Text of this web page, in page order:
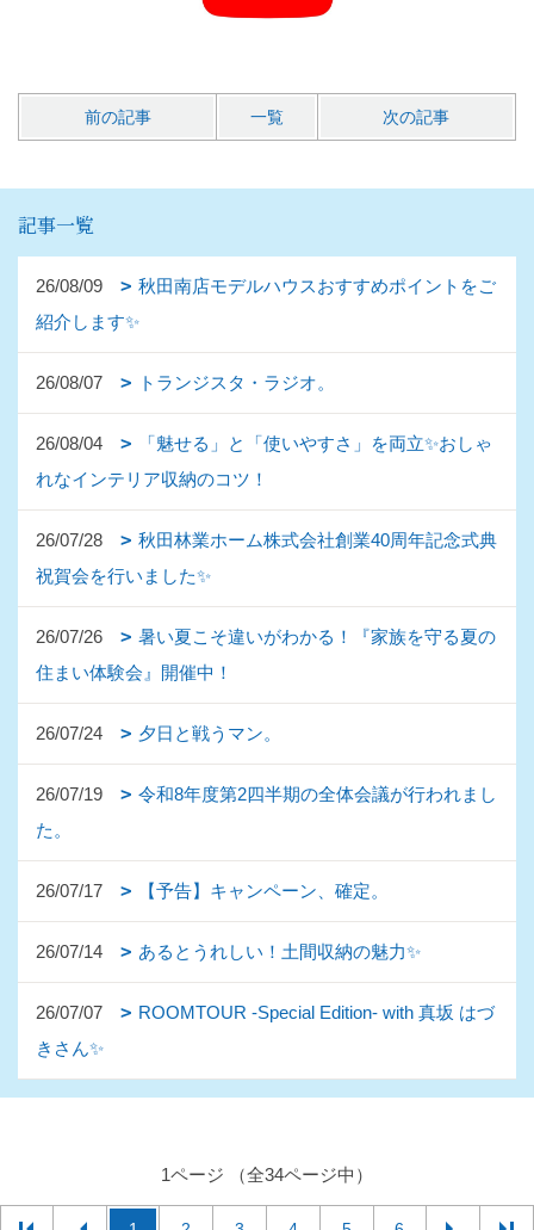
前の記事 一覧 次の記事
記事一覧
26/08/09
秋田南店モデルハウスおすすめポイントをご
紹介します✨
26/08/07 トランジスタ・ラジオ。
26/08/04
「魅せる」と「使いやすさ」を両立✨おしゃ
れなインテリア収納のコツ！
26/07/28
秋田林業ホーム株式会社創業40周年記念式典
祝賀会を行いました✨
26/07/26
暑い夏こそ違いがわかる！『家族を守る夏の
住まい体験会』開催中！
26/07/24 夕日と戦うマン。
26/07/19
令和8年度第2四半期の全体会議が行われまし
た。
26/07/17 【予告】キャンペーン、確定。
26/07/14 あるとうれしい！土間収納の魅力✨
26/07/07
ROOMTOUR -Special Edition- with 真坂 はづ
きさん✨
1ページ （全34ページ中）